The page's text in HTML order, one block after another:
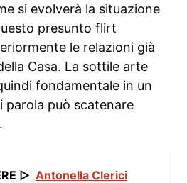
si evolverà la situazione
presunto flirt
le relazioni già
Casa. La sottile arte
fondamentale in un
può scatenare
▷ Antonella Clerici